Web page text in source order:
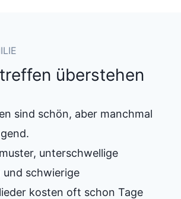
überstehen
sind schön, aber manchmal
unterschwellige
schwierige
kosten oft schon Tage